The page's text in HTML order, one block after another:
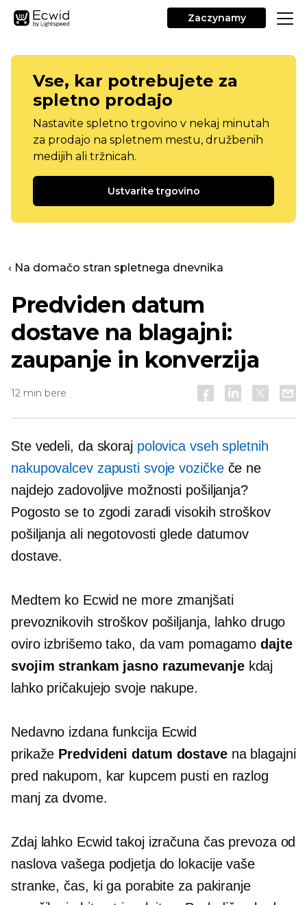
Zaczynamy
Vse, kar potrebujete za
spletno prodajo
Nastavite spletno trgovino v nekaj minutah
za prodajo na spletnem mestu, družbenih
medijih ali tržnicah.
Ustvarite trgovino
‹ Na domačo stran spletnega dnevnika
Predviden datum
dostave na blagajni:
zaupanje in konverzija
12 min bere
Ste vedeli, da skoraj polovica vseh spletnih
nakupovalcev zapusti svoje vozičkeče ne
najdejo zadovoljive možnosti pošiljanja?
Pogosto se to zgodi zaradi visokih stroškov
pošiljanja ali negotovosti glede datumov
dostave.
Medtem ko Ecwid ne more zmanjšati
prevoznikovih stroškov pošiljanja, lahko drugo
oviro izbrišemo tako, da vam pomagamodajte
svojim strankam jasno razumevanjekdaj
lahko pričakujejo svoje nakupe.
Nedavno izdana funkcija Ecwid
prikaže Predvideni datum dostavena blagajni
pred nakupom, kar kupcem pusti en razlog
manj za dvome.
Zdaj lahko Ecwid takoj izračuna čas prevoza od
naslova vašega podjetja do lokacije vaše
stranke, čas, ki ga porabite za pakiranje